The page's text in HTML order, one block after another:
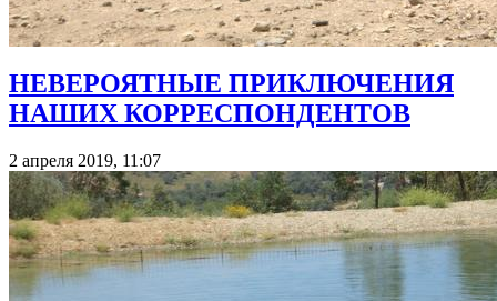
НЕВЕРОЯТНЫЕ ПРИКЛЮЧЕНИЯ
НАШИХ КОРРЕСПОНДЕНТОВ
2 апреля 2019, 11:07